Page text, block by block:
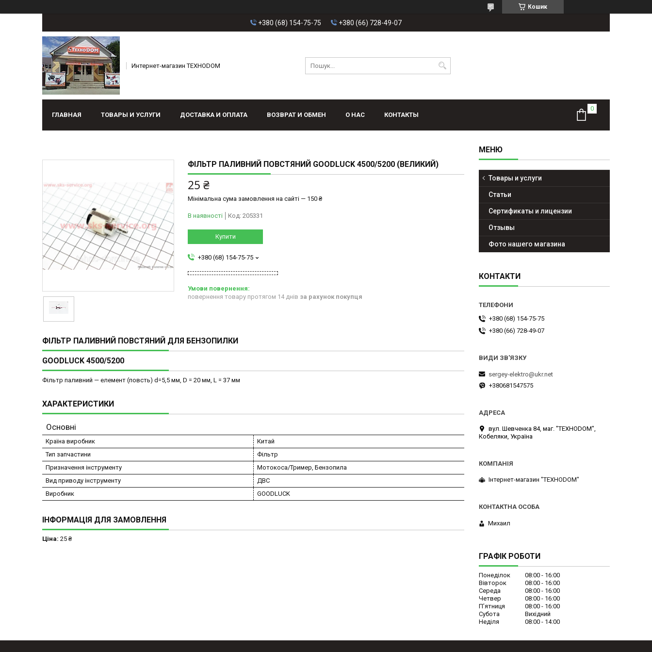
Кошик
+380 (68) 154-75-75 +380 (66) 728-49-07
Интернет-магазин ТЕХНОDOM
ГЛАВНАЯ ТОВАРЫ И УСЛУГИ ДОСТАВКА И ОПЛАТА ВОЗВРАТ И ОБМЕН О НАС КОНТАКТЫ
ФІЛЬТР ПАЛИВНИЙ ПОВСТЯНИЙ GOODLUCK 4500/5200 (ВЕЛИКИЙ)
25 ₴
Мінімальна сума замовлення на сайті — 150 ₴
В наявності Код: 205331
Купити
+380 (68) 154-75-75
повернення товару протягом 14 днів за рахунок покупця
ФІЛЬТР ПАЛИВНИЙ ПОВСТЯНИЙ ДЛЯ БЕНЗОПИЛКИ
GOODLUCK 4500/5200
Фільтр паливний — елемент (повсть) d=5,5 мм, D = 20 мм, L = 37 мм
ХАРАКТЕРИСТИКИ
Основні
Країна виробник
Китай
Тип запчастини
Фільтр
Призначення інструменту
Мотокоса/Тример, Бензопила
Вид приводу інструменту
ДВС
Виробник
GOODLUCK
ІНФОРМАЦІЯ ДЛЯ ЗАМОВЛЕННЯ
Ціна: 25 ₴
Товары и услуги
Статьи
Сертификаты и лицензии
Отзывы
Фото нашего магазина
КОНТАКТИ
+380 (68) 154-75-75
+380 (66) 728-49-07
sergey-elektro@ukr.net
+380681547575
вул. Шевченка 84, маг. "ТЕХНОDOM",
Кобеляки, Україна
Інтернет-магазин "ТЕХНОDOM"
Михаил
ГРАФІК РОБОТИ
Понеділок 08:00
16:00
Вівторок
08:00
16:00
Середа
08:00
16:00
Четвер
08:00
16:00
Пʼятниця
08:00
16:00
Субота
Вихідний
Неділя
08:00 14:00